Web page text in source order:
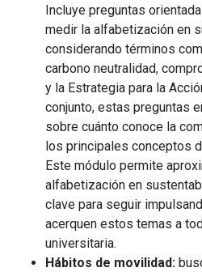
Incluye preguntas
medir la alfabetización en
considerando términos
carbono neutralidad,
y la Estrategia para la
conjunto, estas preguntas
sobre cuánto conoce la
los principales conceptos
Este módulo permite
alfabetización en
clave para seguir
acerquen estos temas a
universitaria.
Hábitos de movilidad: